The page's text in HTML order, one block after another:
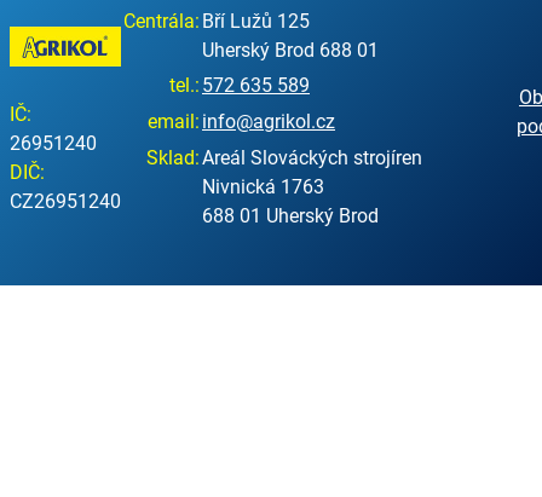
IČ:
26951240
DIČ:
CZ26951240
Centrála: Bří Lužů 125
Uherský Brod 688 01
tel.: 572 635 589
email: info@agrikol.cz
Sklad:Areál Slováckých strojíren
Nivnická 1763
688 01 Uherský Brod